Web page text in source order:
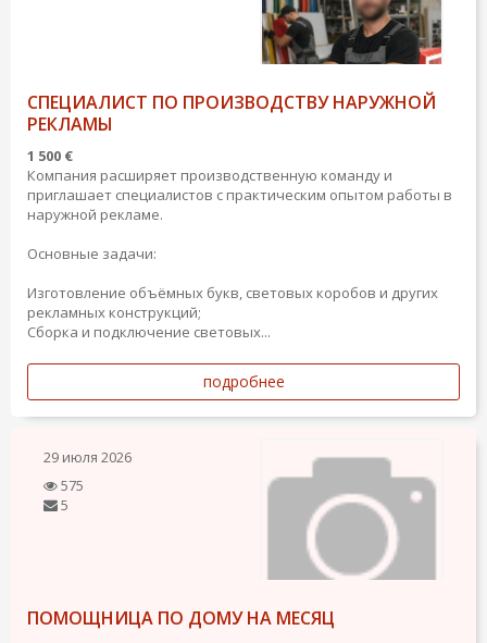
СПЕЦИАЛИСТ ПО ПРОИЗВОДСТВУ НАРУЖНОЙ
РЕКЛАМЫ
1 500 €
Компания расширяет производственную команду и
приглашает специалистов с практическим опытом работы в
наружной рекламе.
Основные задачи:
Изготовление объёмных букв, световых коробов и других
рекламных конструкций;
Сборка и подключение световых...
подробнее
29 июля 2026
575
5
ПОМОЩНИЦА ПО ДОМУ НА МЕСЯЦ